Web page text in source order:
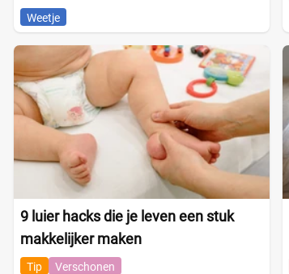
Weetje
9 luier hacks die je leven een stuk
makkelijker maken
Tip Verschonen